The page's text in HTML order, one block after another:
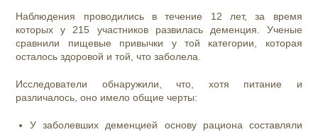
Наблюдения проводились в течение 12 лет, за время
которых у 215 участников развилась деменция. Ученые
сравнили пищевые привычки у той категории, которая
осталось здоровой и той, что заболела.
Исследователи обнаружили, что, хотя питание и
различалось, оно имело общие черты:
У заболевших деменцией основу рациона составляли